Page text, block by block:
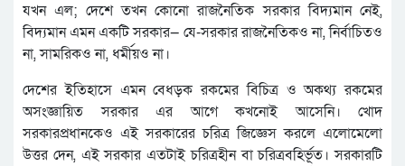
যখন এল; দেশে তখন কোনো রাজনৈতিক সরকার বিদ্যমান নেই,
বিদ্যমান এমন একটি সরকার— যে-সরকার রাজনৈতিকও না, নির্বাচিতও
না, সামরিকও না, ধর্মীয়ও না।
দেশের ইতিহাসে এমন বেধড়ক রকমের বিচিত্র ও অকথ্য রকমের
অসংজ্ঞায়িত সরকার এর আগে কখনোই আসেনি। খোদ
সরকারপ্রধানকেও এই সরকারের চরিত্র জিজ্ঞেস করলে এলোমেলো
উত্তর দেন, এই সরকার এতটাই চরিত্রহীন বা চরিত্রবহির্ভূত। সরকারটি